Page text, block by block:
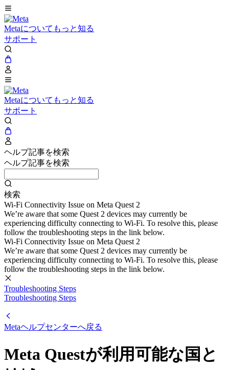
Metaについてもっと知る
サポート
Metaについてもっと知る
サポート
ヘルプ記事を検索
ヘルプ記事を検索
検索
Wi-Fi Connectivity Issue on Meta Quest 2
We’re aware that some Quest 2 devices may currently be
experiencing difficulty connecting to Wi-Fi. To resolve this, please
follow the troubleshooting steps in the link below.
Wi-Fi Connectivity Issue on Meta Quest 2
We’re aware that some Quest 2 devices may currently be
experiencing difficulty connecting to Wi-Fi. To resolve this, please
follow the troubleshooting steps in the link below.
Troubleshooting Steps
Troubleshooting Steps
Metaヘルプセンターへ戻る
Meta Questが利用可能な国と